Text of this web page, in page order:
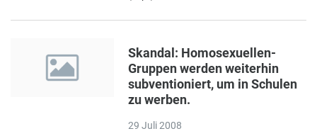
Skandal: Homosexuellen-
Gruppen werden weiterhin
subventioniert, um in Schulen
zu werben.
29 Juli 2008